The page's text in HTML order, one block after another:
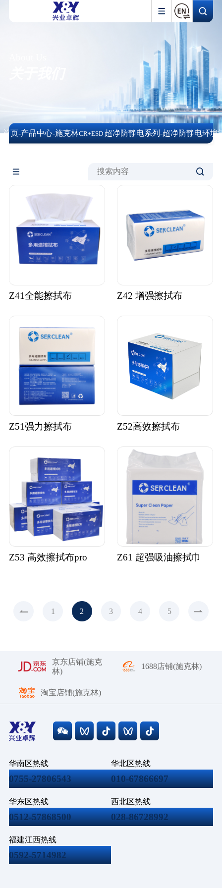
首页-产品中心-施克林CR+ESD超净防静电系列-超净防静电环境
Z41全能擦拭布 Z42 增强擦拭布
Z51强力擦拭布 Z52高效擦拭布
Z53 高效擦拭布pro Z61 超强吸油擦拭巾
1 2 3 4 5
京东店铺(施克
林)
1688店铺(施克林)
淘宝店铺(施克林)
华南区热线
0755-27806543
华北区热线
010-67866697
华东区热线
0512-57868500
西北区热线
028-86728992
福建江西热线
0592-5714982